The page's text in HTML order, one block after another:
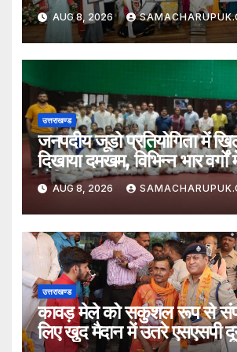
सम्मानित
AUG 8, 2026
उत्तराखण्ड
जनपदीय जूडो प्रतियोगिता में
दिखाया दमखम, विभिन्न भार वर्गों
घोषित
AUG 8, 2026
उत्तराखण्ड
कावड़ मेले को सकुशल रूप से
लिए खुद मैदान में उतरे एसएसपी